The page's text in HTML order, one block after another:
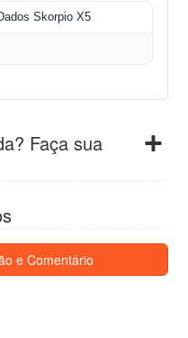
Skorpio X5
Faça sua
e Comentário